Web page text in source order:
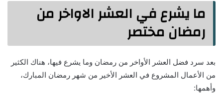
ما يشرع في العشر الاواخر من
رمضان مختصر
بعد سرد فضل العشر الأواخر من رمضان وما يشرع فيها، هناك الكثير
من الأعمال المشروع في العشر الأخير من شهر رمضان المبارك،
وأهمها: